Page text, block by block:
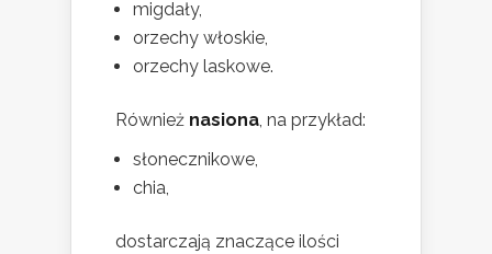
migdały,
orzechy włoskie,
orzechy laskowe.
Również nasiona, na przykład:
słonecznikowe,
chia,
dostarczają znaczące ilości